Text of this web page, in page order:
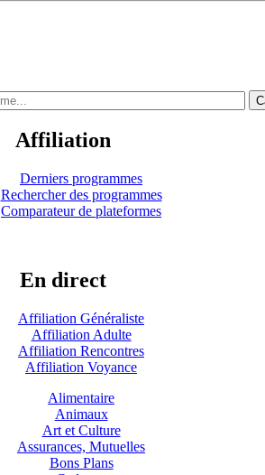
Affiliation
Derniers programmes
Rechercher des programmes
Comparateur de plateformes
En direct
Affiliation Généraliste
Affiliation Adulte
Affiliation Rencontres
Affiliation Voyance
Alimentaire
Animaux
Art et Culture
Assurances, Mutuelles
Bons Plans